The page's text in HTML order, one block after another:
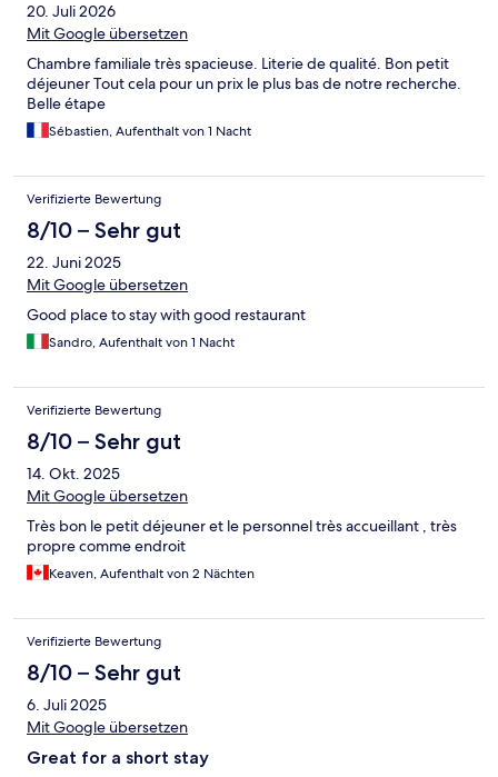
20. Juli 2026
Mit Google übersetzen
Chambre familiale très spacieuse. Literie de qualité. Bon petit
déjeuner Tout cela pour un prix le plus bas de notre recherche.
Belle étape
Sébastien, Aufenthalt von 1 Nacht
Verifizierte Bewertung
8/10 – Sehr gut
22. Juni 2025
Mit Google übersetzen
Good place to stay with good restaurant
Sandro, Aufenthalt von 1 Nacht
Verifizierte Bewertung
8/10 – Sehr gut
14. Okt. 2025
Mit Google übersetzen
Très bon le petit déjeuner et le personnel très accueillant , très
propre comme endroit
Keaven, Aufenthalt von 2 Nächten
Verifizierte Bewertung
8/10 – Sehr gut
6. Juli 2025
Mit Google übersetzen
Great for a short stay